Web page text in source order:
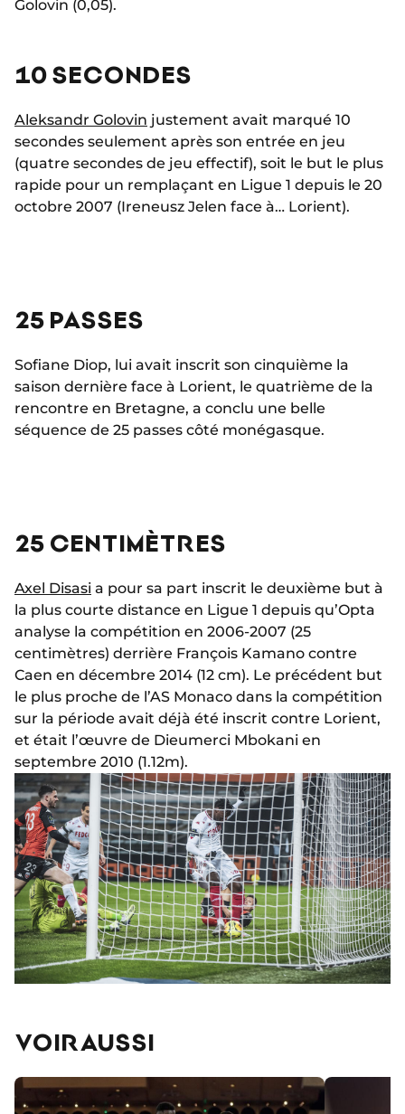
Golovin (0,05).
10 SECONDES
Aleksandr Golovin justement avait marqué 10
secondes seulement après son entrée en jeu
(quatre secondes de jeu effectif), soit le but le plus
rapide pour un remplaçant en Ligue 1 depuis le 20
octobre 2007 (Ireneusz Jelen face à… Lorient).
25 PASSES
Sofiane Diop, lui avait inscrit son cinquième la
saison dernière face à Lorient, le quatrième de la
rencontre en Bretagne, a conclu une belle
séquence de 25 passes côté monégasque.
25 CENTIMÈTRES
Axel Disasi a pour sa part inscrit le deuxième but à
la plus courte distance en Ligue 1 depuis qu’Opta
analyse la compétition en 2006-2007 (25
centimètres) derrière François Kamano contre
Caen en décembre 2014 (12 cm). Le précédent but
le plus proche de l’AS Monaco dans la compétition
sur la période avait déjà été inscrit contre Lorient,
et était l’œuvre de Dieumerci Mbokani en
septembre 2010 (1.12m).
VOIR AUSSI